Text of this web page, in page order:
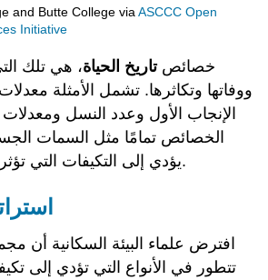
and Butte College viaASCCC Open
Initiative
خصائصتاريخ الحياة، هي تلك
ووفاتها وتكاثرها. تشمل الأمثلة
الإنجاب الأول وعدد النسل
الخصائص تمامًا مثل السمات
يؤدي إلى التكيفات التي تؤثر على النمو السكاني.
افترض علماء البيئة السكانية أن
تتطور في الأنواع التي تؤدي إلى